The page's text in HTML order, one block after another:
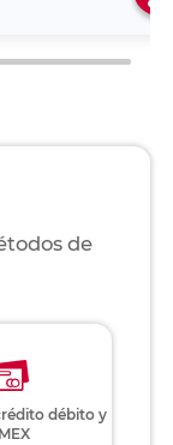
de
débito y